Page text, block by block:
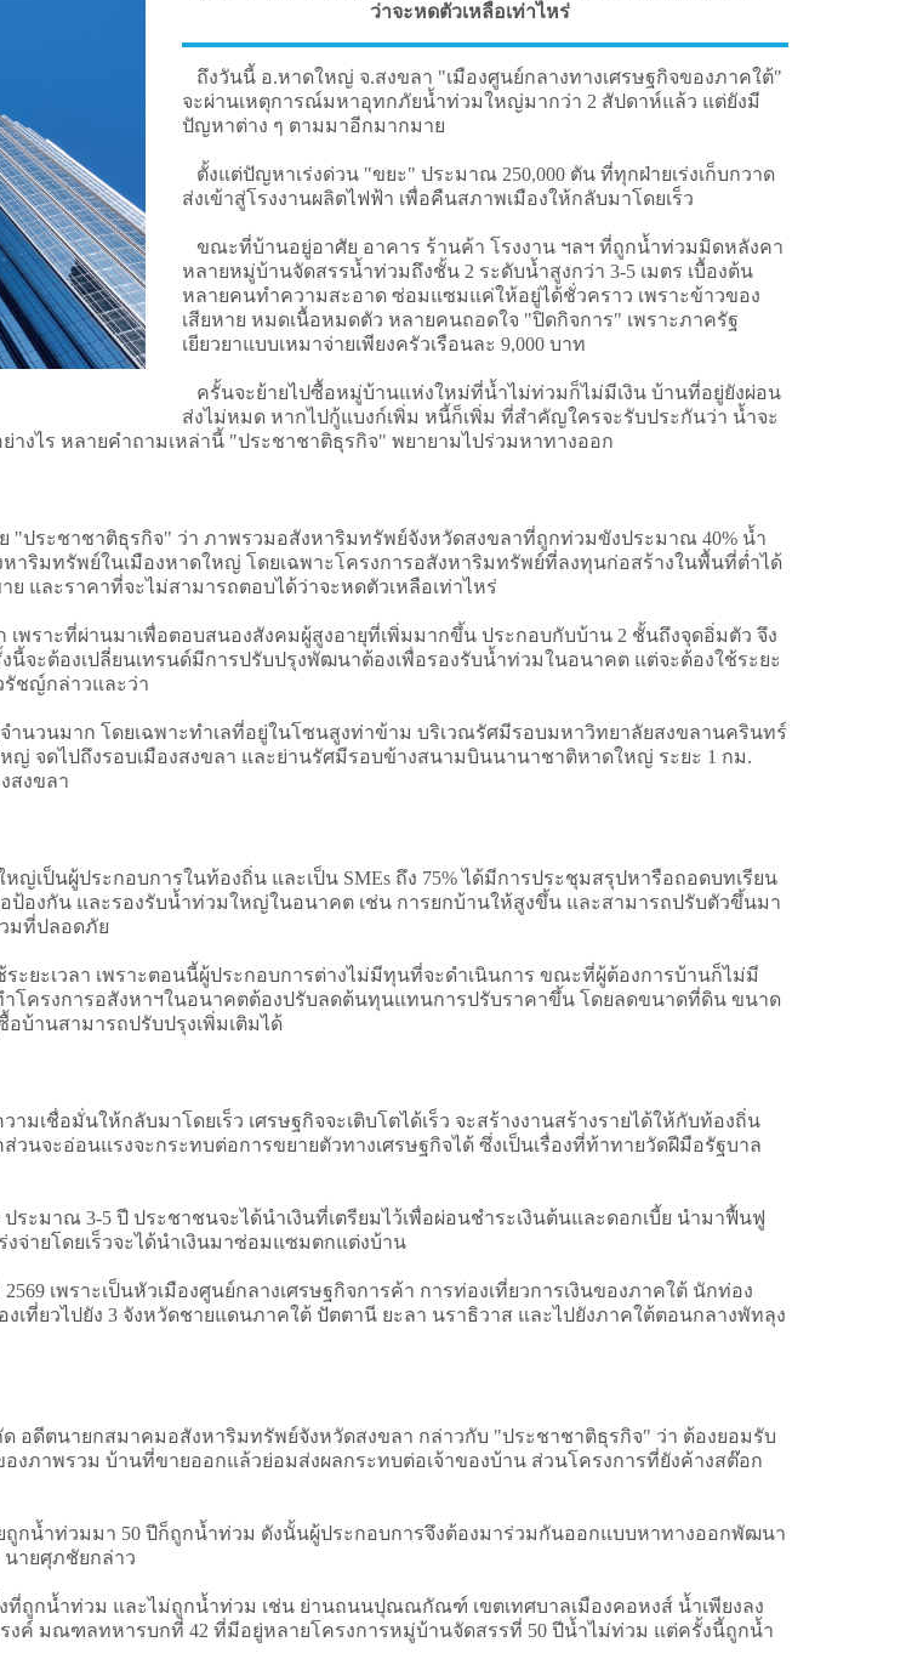
ว่าจะหดตัวเหลือเท่าไหร่
ถึงวันนี้ อ.หาดใหญ่ จ.สงขลา "เมืองศูนย์กลางทางเศรษฐกิจของภาคใต้"
จะผ่านเหตุการณ์มหาอุทกภัยน้ำท่วมใหญ่มากว่า 2 สัปดาห์แล้ว แต่ยังมี
ปัญหาต่าง ๆ ตามมาอีกมากมาย
ตั้งแต่ปัญหาเร่งด่วน "ขยะ" ประมาณ 250,000 ตัน ที่ทุกฝ่ายเร่งเก็บกวาด
ส่งเข้าสู่โรงงานผลิตไฟฟ้า เพื่อคืนสภาพเมืองให้กลับมาโดยเร็ว
ขณะที่บ้านอยู่อาศัย อาคาร ร้านค้า โรงงาน ฯลฯ ที่ถูกน้ำท่วมมิดหลังคา
หลายหมู่บ้านจัดสรรน้ำท่วมถึงชั้น 2 ระดับน้ำสูงกว่า 3-5 เมตร เบื้องต้น
หลายคนทำความสะอาด ซ่อมแซมแค่ให้อยู่ได้ชั่วคราว เพราะข้าวของ
เสียหาย หมดเนื้อหมดตัว หลายคนถอดใจ "ปิดกิจการ" เพราะภาครัฐ
เยียวยาแบบเหมาจ่ายเพียงครัวเรือนละ 9,000 บาท
ครั้นจะย้ายไปซื้อหมู่บ้านแห่งใหม่ที่น้ำไม่ท่วมก็ไม่มีเงิน บ้านที่อยู่ยังผ่อน
ส่งไม่หมด หากไปกู้แบงก์เพิ่ม หนี้ก็เพิ่ม ที่สำคัญใครจะรับประกันว่า น้ำจะ
ไร หลายคำถามเหล่านี้ "ประชาชาติธุรกิจ" พยายามไปร่วมหาทางออก
"ประชาชาติธุรกิจ" ว่า ภาพรวมอสังหาริมทรัพย์จังหวัดสงขลาที่ถูกท่วมขังประมาณ 40% น้ำ
ริมทรัพย์ในเมืองหาดใหญ่ โดยเฉพาะโครงการอสังหาริมทรัพย์ที่ลงทุนก่อสร้างในพื้นที่ต่ำได้
และราคาที่จะไม่สามารถตอบได้ว่าจะหดตัวเหลือเท่าไหร่
พราะที่ผ่านมาเพื่อตอบสนองสังคมผู้สูงอายุที่เพิ่มมากขึ้น ประกอบกับบ้าน 2 ชั้นถึงจุดอิ่มตัว จึง
ะต้องเปลี่ยนเทรนด์มีการปรับปรุงพัฒนาต้องเพื่อรองรับน้ำท่วมในอนาคต แต่จะต้องใช้ระยะ
รัชญ์กล่าวและว่า
นวนมาก โดยเฉพาะทำเลที่อยู่ในโซนสูงท่าข้าม บริเวณรัศมีรอบมหาวิทยาลัยสงขลานครินทร์
ญ่ จดไปถึงรอบเมืองสงขลา และย่านรัศมีรอบข้างสนามบินนานาชาติหาดใหญ่ ระยะ 1 กม.
สงขลา
ป็นผู้ประกอบการในท้องถิ่น และเป็น SMEs ถึง 75% ได้มีการประชุมสรุปหารือถอดบทเรียน
องกัน และรองรับน้ำท่วมใหญ่ในอนาคต เช่น การยกบ้านให้สูงขึ้น และสามารถปรับตัวขึ้นมา
มที่ปลอดภัย
ะยะเวลา เพราะตอนนี้ผู้ประกอบการต่างไม่มีทุนที่จะดำเนินการ ขณะที่ผู้ต้องการบ้านก็ไม่มี
โครงการอสังหาฯในอนาคตต้องปรับลดต้นทุนแทนการปรับราคาขึ้น โดยลดขนาดที่ดิน ขนาด
บ้านสามารถปรับปรุงเพิ่มเติมได้
เชื่อมั่นให้กลับมาโดยเร็ว เศรษฐกิจจะเติบโตได้เร็ว จะสร้างงานสร้างรายได้ให้กับท้องถิ่น
จะอ่อนแรงจะกระทบต่อการขยายตัวทางเศรษฐกิจได้ ซึ่งเป็นเรื่องที่ท้าทายวัดฝีมือรัฐบาล
ะมาณ 3-5 ปี ประชาชนจะได้นำเงินที่เตรียมไว้เพื่อผ่อนชำระเงินต้นและดอกเบี้ย นำมาฟื้นฟู
จ่ายโดยเร็วจะได้นำเงินมาซ่อมแซมตกแต่งบ้าน
เพราะเป็นหัวเมืองศูนย์กลางเศรษฐกิจการค้า การท่องเที่ยวการเงินของภาคใต้ นักท่อง
ที่ยวไปยัง 3 จังหวัดชายแดนภาคใต้ ปัตตานี ยะลา นราธิวาส และไปยังภาคใต้ตอนกลางพัทลุง
ดีตนายกสมาคมอสังหาริมทรัพย์จังหวัดสงขลา กล่าวกับ "ประชาชาติธุรกิจ" ว่า ต้องยอมรับ
งภาพรวม บ้านที่ขายออกแล้วย่อมส่งผลกระทบต่อเจ้าของบ้าน ส่วนโครงการที่ยังค้างสต๊อก
กน้ำท่วมมา 50 ปีก็ถูกน้ำท่วม ดังนั้นผู้ประกอบการจึงต้องมาร่วมกันออกแบบหาทางออกพัฒนา
นายศุภชัยกล่าว
กน้ำท่วม และไม่ถูกน้ำท่วม เช่น ย่านถนนปุณณกัณฑ์ เขตเทศบาลเมืองคอหงส์ น้ำเพียงลง
ค์ มณฑลทหารบกที่ 42 ที่มีอยู่หลายโครงการหมู่บ้านจัดสรรที่ 50 ปีน้ำไม่ท่วม แต่ครั้งนี้ถูกน้ำ